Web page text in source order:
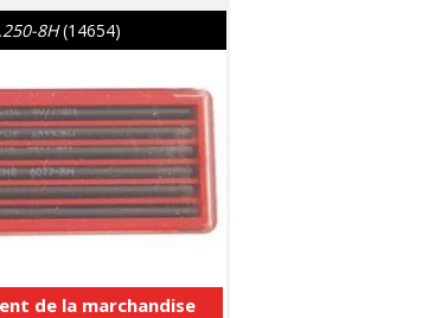
8H (14654)
de la marchandise